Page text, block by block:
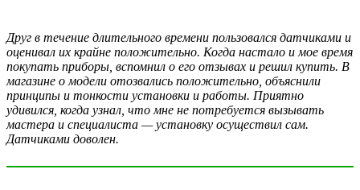
Друг в течение длительного времени пользовался датчиками и
оценивал их крайне положительно. Когда настало и мое время
покупать приборы, вспомнил о его отзывах и решил купить. В
магазине о модели отозвались положительно, объяснили
принципы и тонкости установки и работы. Приятно
удивился, когда узнал, что мне не потребуется вызывать
мастера и специалиста — установку осуществил сам.
Датчиками доволен.